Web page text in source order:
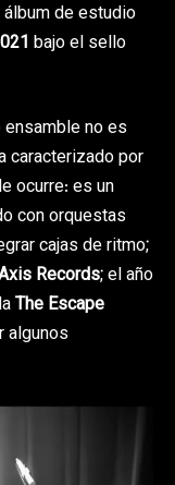
álbum de estudio
bajo el sello
no es
caracterizado por
ocurre: es un
con orquestas
cajas de ritmo;
Records; el año
The Escape
algunos